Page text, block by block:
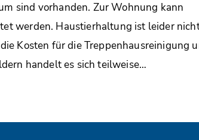
sind vorhanden. Zur Wohnung kann
werden. Haustierhaltung ist leider
Kosten für die Treppenhausreinigung
handelt es sich teilweise…